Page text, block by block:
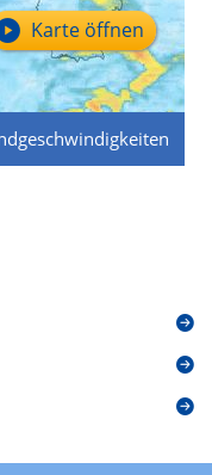
Karte öffnen